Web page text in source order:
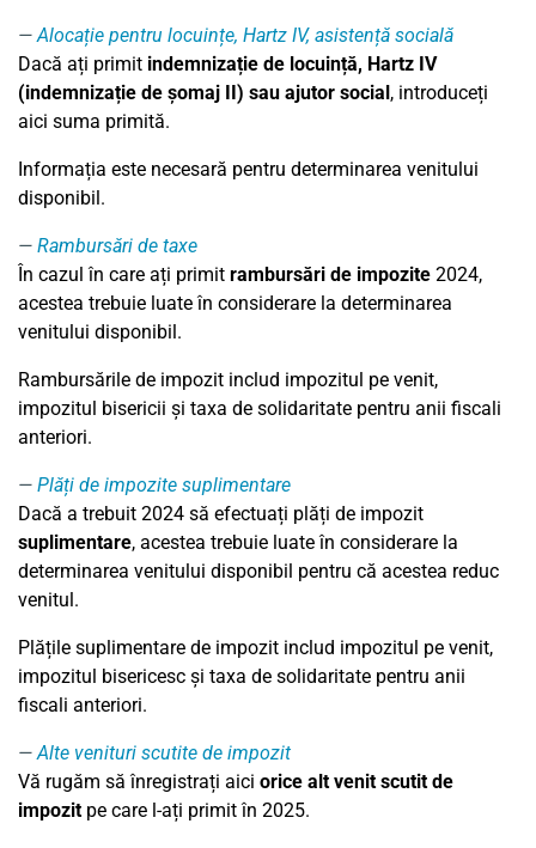
Alocație pentru locuințe, Hartz IV, asistență socială
Dacă ați primit indemnizație de locuință, Hartz IV
(indemnizație de șomaj II) sau ajutor social, introduceți
aici suma primită.
Informația este necesară pentru determinarea venitului
disponibil.
Rambursări de taxe
În cazul în care ați primit rambursări de impozite 2024,
acestea trebuie luate în considerare la determinarea
venitului disponibil.
Rambursările de impozit includ impozitul pe venit,
impozitul bisericii și taxa de solidaritate pentru anii fiscali
anteriori.
Plăți de impozite suplimentare
Dacă a trebuit 2024 să efectuați plăți de impozit
suplimentare, acestea trebuie luate în considerare la
determinarea venitului disponibil pentru că acestea reduc
venitul.
Plățile suplimentare de impozit includ impozitul pe venit,
impozitul bisericesc și taxa de solidaritate pentru anii
fiscali anteriori.
Alte venituri scutite de impozit
Vă rugăm să înregistrați aici orice alt venit scutit de
impozitpe care l-ați primit în 2025.